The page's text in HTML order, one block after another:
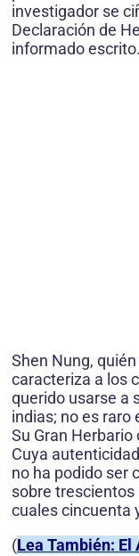
investigador se
Declaración de
informado escrito.
Shen Nung,
caracteriza a los
querido usarse a
indias; no es
Su Gran
Cuya
no ha podido ser
sobre trescientos
cuales cincuenta
(Lea También: El